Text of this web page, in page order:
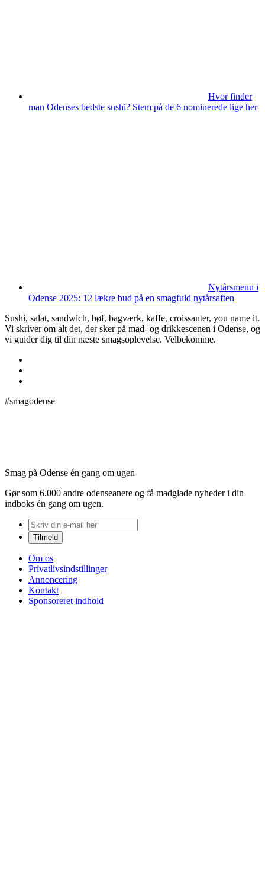
Hvor finder
man Odenses bedste sushi? Stem på de 6 nominerede lige her
Nytårsmenu i
Odense 2025: 12 lækre bud på en smagfuld nytårsaften
Sushi, salat, sandwich, bøf, bagværk, kaffe, croissanter, you name it.
Vi skriver om alt det, der sker på mad- og drikkescenen i Odense, og
vi guider dig til din næste smagsoplevelse. Velbekomme.
#smagodense
Smag på Odense én gang om ugen
Gør som 6.000 andre odenseanere og få madglade nyheder i din
indboks én gang om ugen.
Om os
Privatlivsindstillinger
Annoncering
Kontakt
Sponsoreret indhold